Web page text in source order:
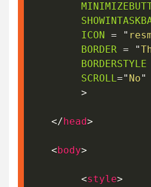
ICON = "
BORDER = "
BORDERSTYLE
SCROLL=" No"
>
</head>
<body>
<style>